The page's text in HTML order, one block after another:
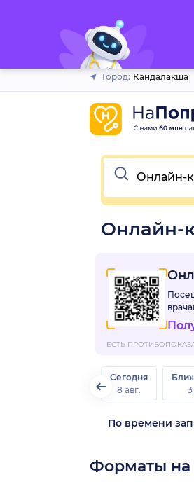
Город: Кандалакша
Очистить
Онлайн-
ЕСТЬ
Сегодня
8 авг.
Форматы